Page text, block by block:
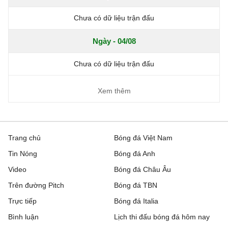
Chưa có dữ liệu trận đấu
Ngày - 04/08
Chưa có dữ liệu trận đấu
Xem thêm
Trang chủ
Tin Nóng
Video
Trên đường Pitch
Trực tiếp
Bóng đá Việt Nam
Bóng đá Anh
Bóng đá Châu Âu
Bóng đá TBN
Bóng đá Italia
Bình luận
Lịch thi đấu bóng đá hôm nay